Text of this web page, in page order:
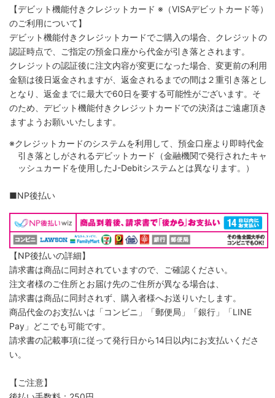
【デビット機能付きクレジットカード ※（VISAデビットカード等）
のご利用について】
デビット機能付きクレジットカードでご購入の場合、クレジットの
認証時点で、ご指定の預金口座から代金が引き落とされます。
クレジットの認証後に注文内容が変更になった場合、変更前の利用
金額は後日返金されますが、返金されるまでの間は２重引き落とし
となり、返金までに最大で60日を要する可能性がございます。そ
のため、デビット機能付きクレジットカードでの決済はご遠慮頂き
ますようお願いいたします。
※クレジットカードのシステムを利用して、預金口座より即時代金
引き落としがされるデビットカード（金融機関で発行されたキャ
ッシュカードを使用したJ-Debitシステムとは異なります。）
■NP後払い
【NP後払いの詳細】
請求書は商品に同封されていますので、ご確認ください。
注文者様のご住所とお届け先のご住所が異なる場合は、
請求書は商品に同封されず、購入者様へお送りいたします。
商品代金のお支払いは「コンビニ」「郵便局」「銀行」「LINE
Pay」どこでも可能です。
請求書の記載事項に従って発行日から14日以内にお支払いくださ
い。
【ご注意】